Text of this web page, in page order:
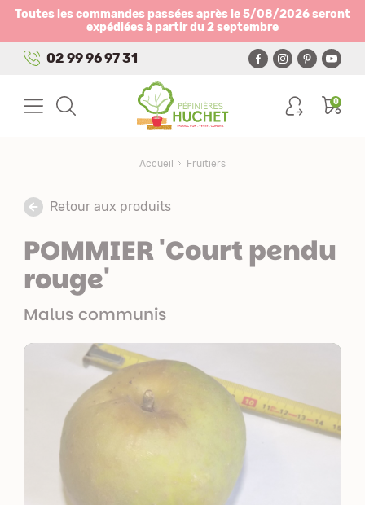
Toutes les commandes passées après le 5/08/2026 seront
expédiées à partir du 2 septembre
02 99 96 97 31
0
Accueil Fruitiers
Retour aux produits
POMMIER 'Court pendu
rouge'
Malus communis
Panneau de gestion des cookies